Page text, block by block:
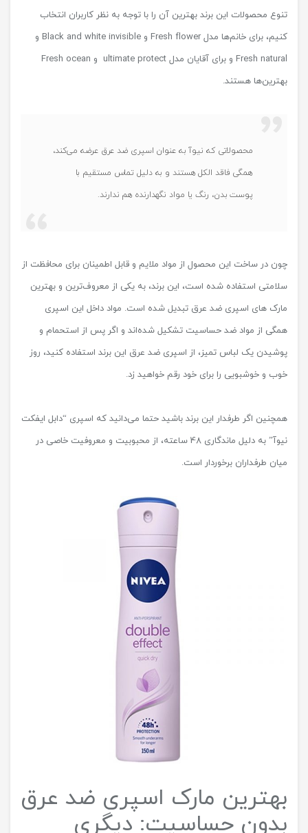
تنوع محصولات این برند بهترین آن را با توجه به نظر کاربران انتخاب
کنیم، برای خانم‌ها مدل Fresh flower و Black and white invisible و
Fresh natural و برای آقایان مدل ultimate protect و Fresh ocean
بهترین‌ها هستند.
محصولاتی که نیوآ به عنوان اسپری ضد عرق عرضه می‌کند،
همگی فاقد الکل هستند و به دلیل تماس مستقیم با
پوست بدن، رنگ یا مواد نگهدارنده هم ندارند.
چون در ساخت این محصول از مواد ملایم و قابل اطمینان برای محافظت از
سلامتی استفاده شده است، این برند، به یکی از معروف‌ترین و بهترین
مارک های اسپری ضد عرق تبدیل شده است. مواد داخل این اسپری
همگی از مواد ضد حساسیت تشکیل شده‌اند و اگر پس از استحمام و
پوشیدن یک لباس تمیز، از اسپری ضد عرق این برند استفاده کنید، روز
خوب و خوشبویی را برای خود رقم خواهید زد.
همچنین اگر طرفدار این برند باشید حتما می‌دانید که اسپری “دابل ایفکت
نیوآ” به دلیل ماندگاری 48 ساعته، از محبوبیت و معروفیت خاصی در
میان طرفداران برخوردار است.
بهترین مارک اسپری ضد عرق
بدون حساسیت: دیگری